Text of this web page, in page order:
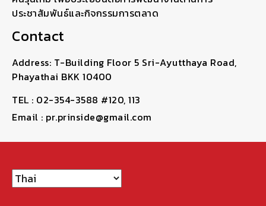
ประชาสัมพันธ์และกิจกรรมการตลาด
Contact
Address: T-Building Floor 5 Sri-Ayutthaya Road,
Phayathai BKK 10400
TEL : 02-354-3588 #120, 113
Email : pr.prinside@gmail.com